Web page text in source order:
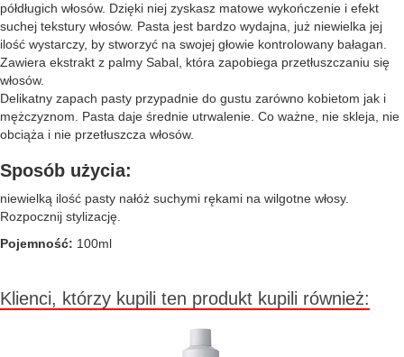
półdługich włosów. Dzięki niej zyskasz matowe wykończenie i efekt
suchej tekstury włosów. Pasta jest bardzo wydajna, już niewielka jej
ilość wystarczy, by stworzyć na swojej głowie kontrolowany bałagan.
Zawiera ekstrakt z palmy Sabal, która zapobiega przetłuszczaniu się
włosów.
Delikatny zapach pasty przypadnie do gustu zarówno kobietom jak i
mężczyznom. Pasta daje średnie utrwalenie. Co ważne, nie skleja, nie
obciąża i nie przetłuszcza włosów.
Sposób użycia:
niewielką ilość pasty nałóż suchymi rękami na wilgotne włosy.
Rozpocznij stylizację.
Pojemność: 100ml
Klienci, którzy kupili ten produkt kupili również: